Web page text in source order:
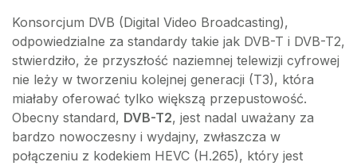
Konsorcjum DVB (Digital Video Broadcasting),
odpowiedzialne za standardy takie jak DVB-T i DVB-T2,
stwierdziło, że przyszłość naziemnej telewizji cyfrowej
nie leży w tworzeniu kolejnej generacji (T3), która
miałaby oferować tylko większą przepustowość.
Obecny standard, DVB-T2, jest nadal uważany za
bardzo nowoczesny i wydajny, zwłaszcza w
połączeniu z kodekiem HEVC (H.265), który jest